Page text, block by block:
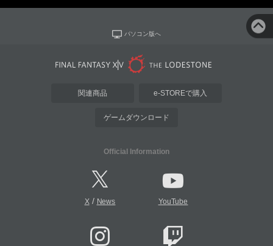
パソコン版へ
関連商品 e-STOREで購入
ゲームダウンロード
Official Information
X/ News YouTube